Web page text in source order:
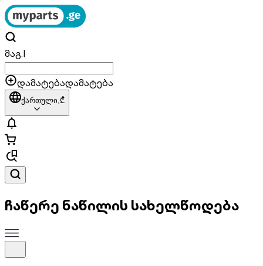
მაგ.|
დამატებადამატება
ქართული,₾
ჩაწერე ნაწილის სახელწოდება